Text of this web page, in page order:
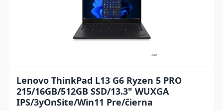
Lenovo ThinkPad L13 G6 Ryzen 5 PRO
215/16GB/512GB SSD/13.3" WUXGA
IPS/3yOnSite/Win11 Pre/čierna